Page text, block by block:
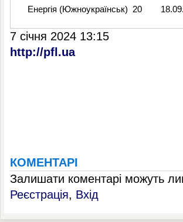
Енергія (Южноукраїнськ) 20
7 січня 2024 13:15
http://pfl.ua
КОМЕНТАРІ
Залишати коментарі можуть
Реєстрація, Вхід